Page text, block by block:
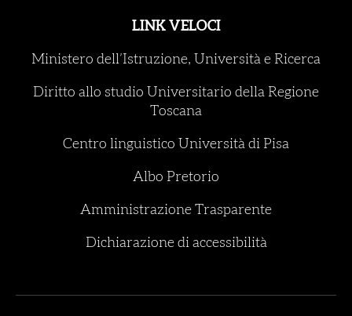
LINK VELOCI
Ministero dell’Istruzione, Università e Ricerca
Diritto allo studio Universitario della Regione
Toscana
Centro linguistico Università di Pisa
Albo Pretorio
Amministrazione Trasparente
Dichiarazione di accessibilità